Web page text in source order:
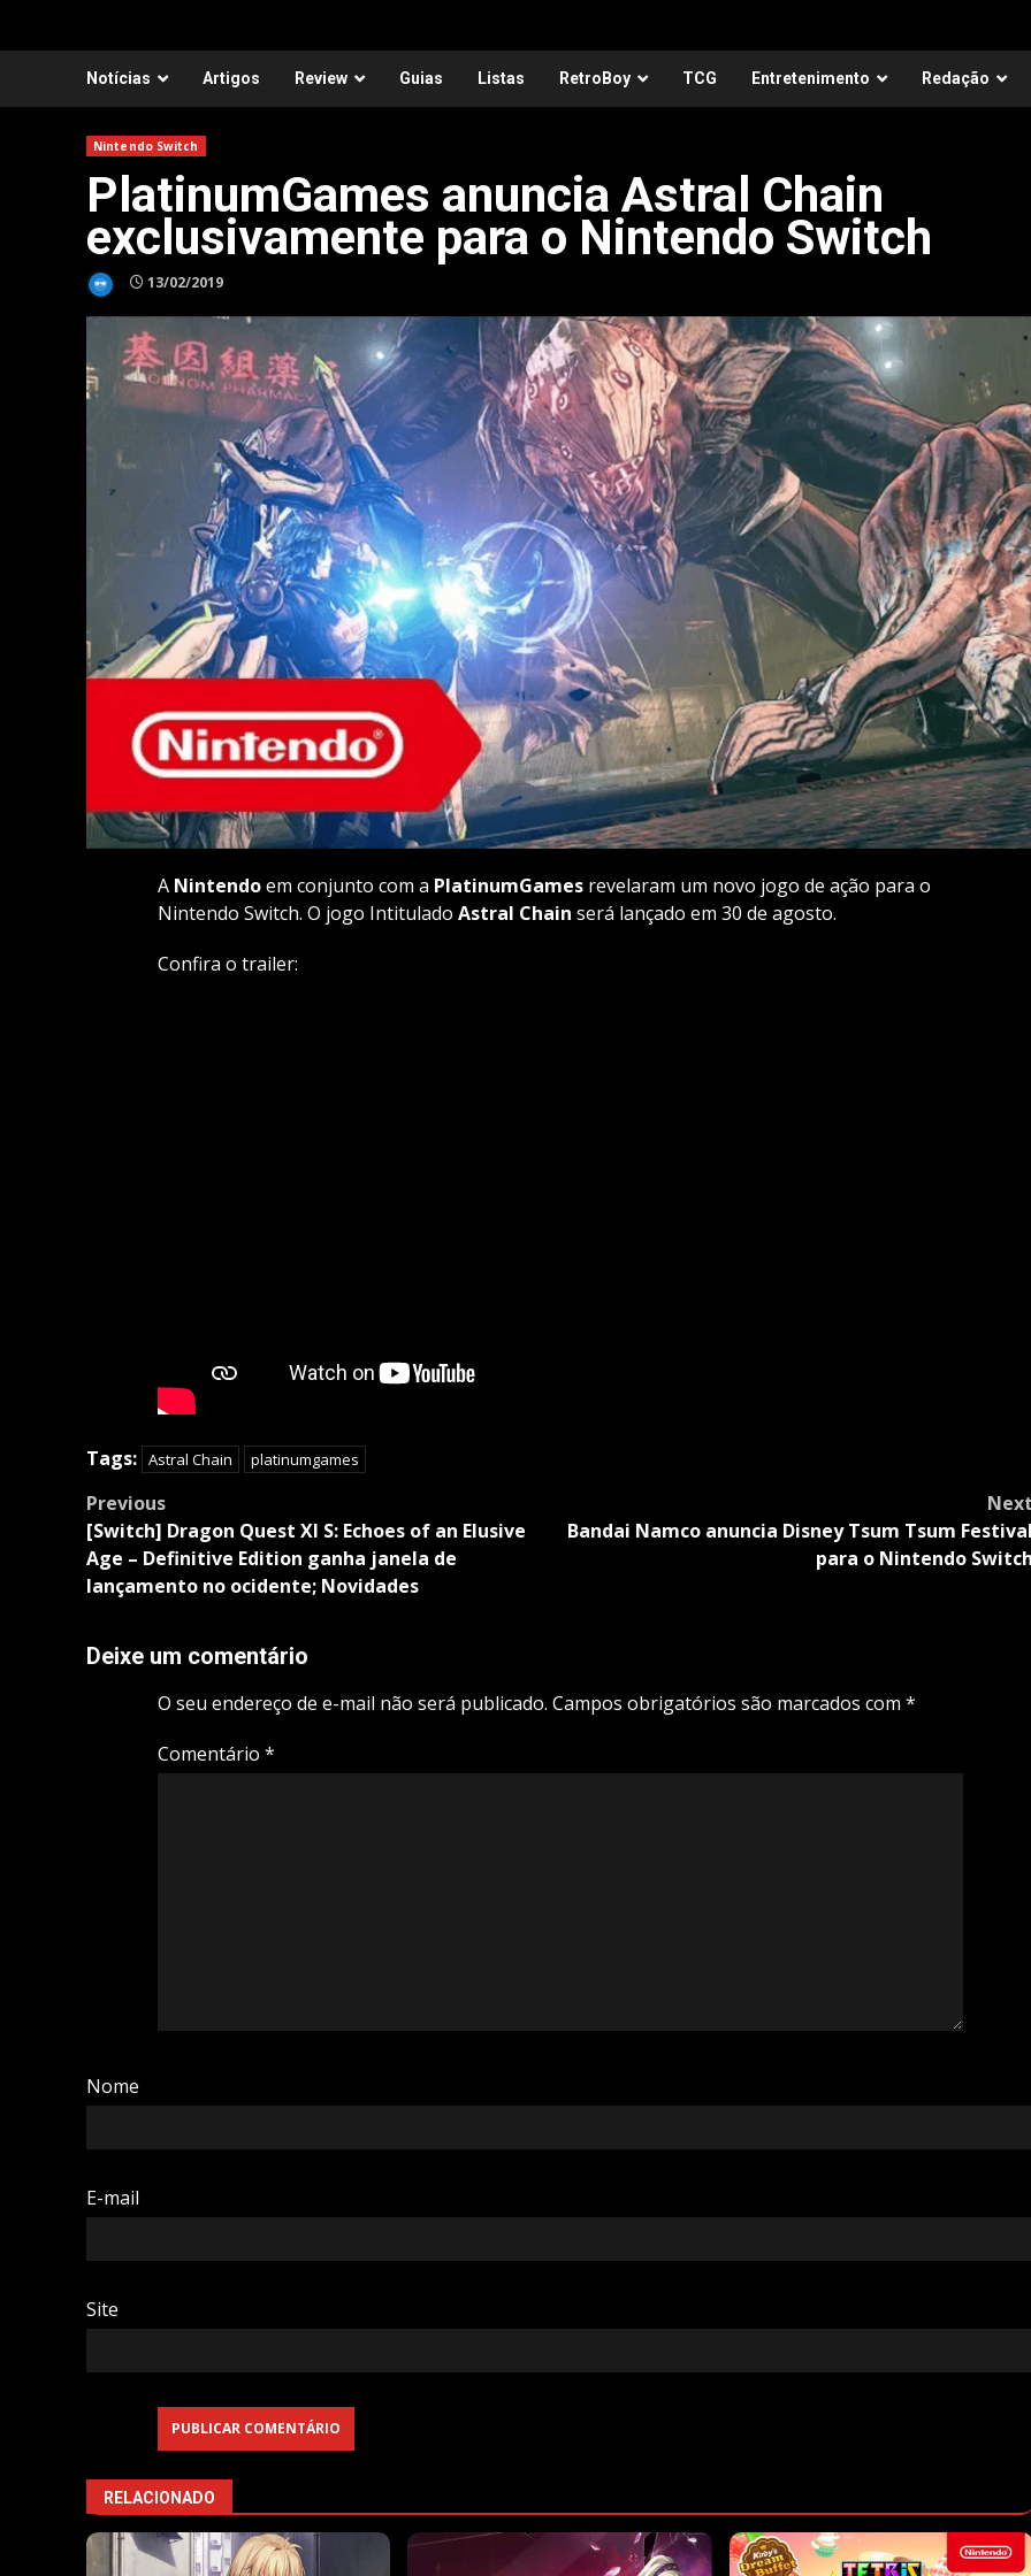
Notícias Artigos Review Guias Listas RetroBoy TCG Entretenimento Redação
Nintendo Switch
PlatinumGames anuncia Astral Chain
exclusivamente para o Nintendo Switch
13/02/2019
A Nintendoem conjunto com a PlatinumGamesrevelaram um novo jogo de ação para o
Nintendo Switch. O jogo Intitulado Astral Chain será lançado em 30 de agosto.
Confira o trailer:
Tags: Astral Chain platinumgames
Post
navigation
Previous
[Switch] Dragon Quest XI S: Echoes of an Elusive
Age – Definitive Edition ganha janela de
lançamento no ocidente; Novidades
Bandai Namco anuncia Disney Tsum Tsum
para o Nintendo
Deixe um comentário
O seu endereço de e-mail não será publicado. Campos obrigatórios são marcados com *
Comentário *
Nome
E-mail
Site
RELACIONADO